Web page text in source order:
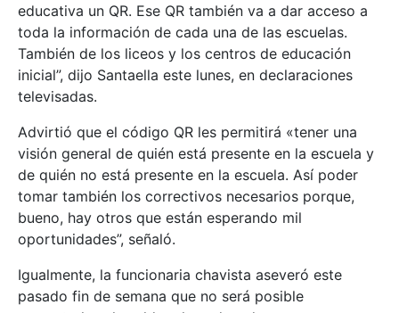
educativa un QR. Ese QR también va a dar acceso a
toda la información de cada una de las escuelas.
También de los liceos y los centros de educación
inicial”, dijo Santaella este lunes, en declaraciones
televisadas.
Advirtió que el código QR les permitirá «tener una
visión general de quién está presente en la escuela y
de quién no está presente en la escuela. Así poder
tomar también los correctivos necesarios porque,
bueno, hay otros que están esperando mil
oportunidades”, señaló.
Igualmente, la funcionaria chavista aseveró este
pasado fin de semana que no será posible